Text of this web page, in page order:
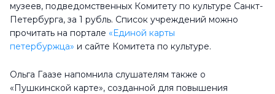
музеев, подведомственных Комитету по культуре Санкт-
Петербурга, за 1 рубль. Список учреждений можно
прочитать на портале «Единой карты
петербуржца» и сайте Комитета по культуре.
Ольга Гаазе напомнила слушателям также о
«Пушкинской карте», созданной для повышения